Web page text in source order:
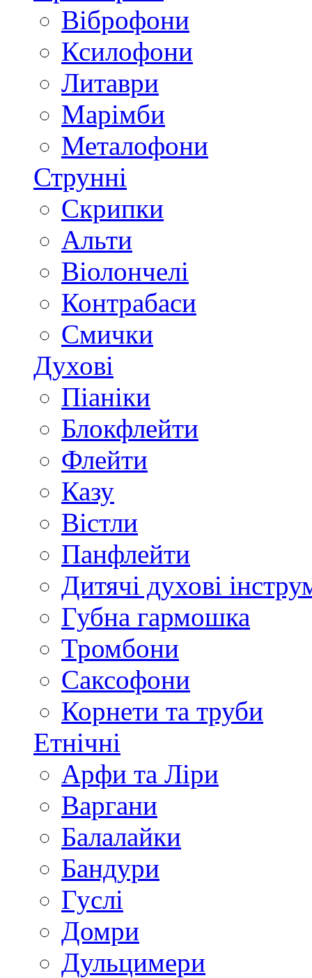
Віброфони
Ксилофони
Литаври
Марімби
Металофони
Струнні
Скрипки
Альти
Віолончелі
Контрабаси
Смички
Духові
Піаніки
Блокфлейти
Флейти
Казу
Вістли
Панфлейти
Дитячі духові
Губна гармошка
Тромбони
Саксофони
Корнети та труби
Етнічні
Арфи та Ліри
Варгани
Балалайки
Бандури
Гуслі
Домри
Дульцимери